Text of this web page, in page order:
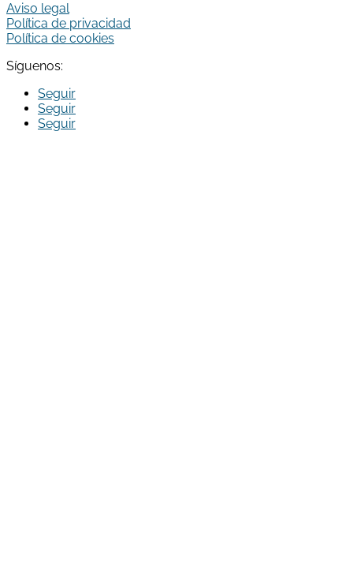
Aviso legal
Política de privacidad
Política de cookies
Síguenos:
Seguir
Seguir
Seguir